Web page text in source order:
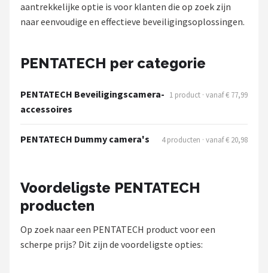
Home-Locking
Teceye
ieGeek
aantrekkelijke optie is voor klanten die op zoek zijn
naar eenvoudige en effectieve beveiligingsoplossingen.
PENTATECH per categorie
PENTATECH Beveiligingscamera-
accessoires
1 product · vanaf € 77,99
PENTATECH Dummy camera's 4 producten · vanaf € 20,98
Voordeligste PENTATECH
producten
Op zoek naar een PENTATECH product voor een
scherpe prijs? Dit zijn de voordeligste opties: